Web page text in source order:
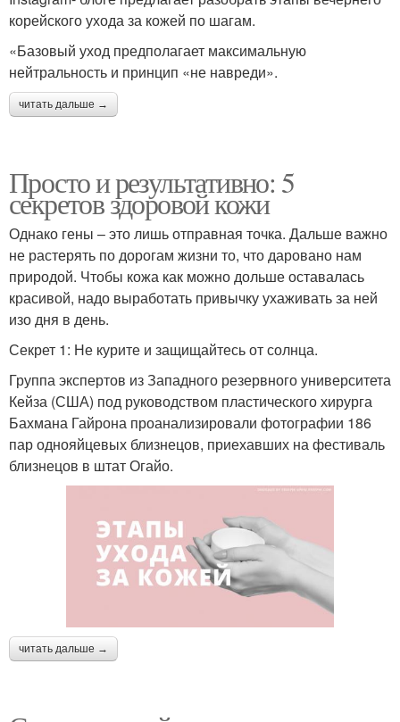
корейского ухода за кожей по шагам.
«Базовый уход предполагает максимальную
нейтральность и принцип «не навреди».
читать дальше →
Просто и результативно: 5
секретов здоровой кожи
Однако гены – это лишь отправная точка. Дальше важно
не растерять по дорогам жизни то, что даровано нам
природой. Чтобы кожа как можно дольше оставалась
красивой, надо выработать привычку ухаживать за ней
изо дня в день.
Секрет 1: Не курите и защищайтесь от солнца.
Группа экспертов из Западного резервного университета
Кейза (США) под руководством пластического хирурга
Бахмана Гайрона проанализировали фотографии 186
пар однояйцевых близнецов, приехавших на фестиваль
близнецов в штат Огайо.
читать дальше →